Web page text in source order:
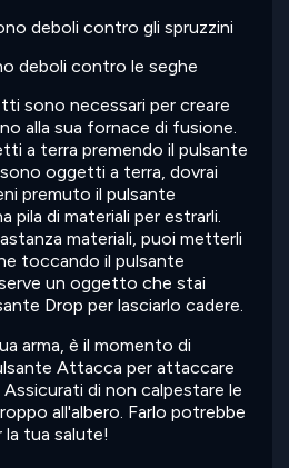
deboli contro gli spruzzini
deboli contro le seghe
sono necessari per creare
alla sua fornace di fusione.
a terra premendo il pulsante
oggetti a terra, dovrai
premuto il pulsante
pila di materiali per estrarli.
materiali, puoi metterli
toccando il pulsante
un oggetto che stai
Drop per lasciarlo cadere.
arma, è il momento di
Attacca per attaccare
Assicurati di non calpestare le
all'albero. Farlo potrebbe
tua salute!